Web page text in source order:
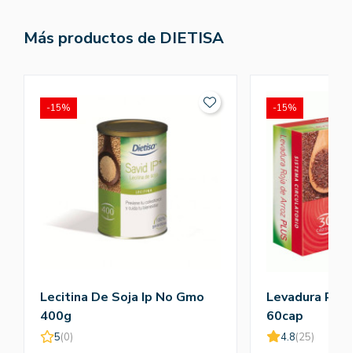
Más productos de DIETISA
Lecitina De Soja Ip No Gmo
400g
5(0)
-15%
Levadura
60cap
4.8(25)
-15%